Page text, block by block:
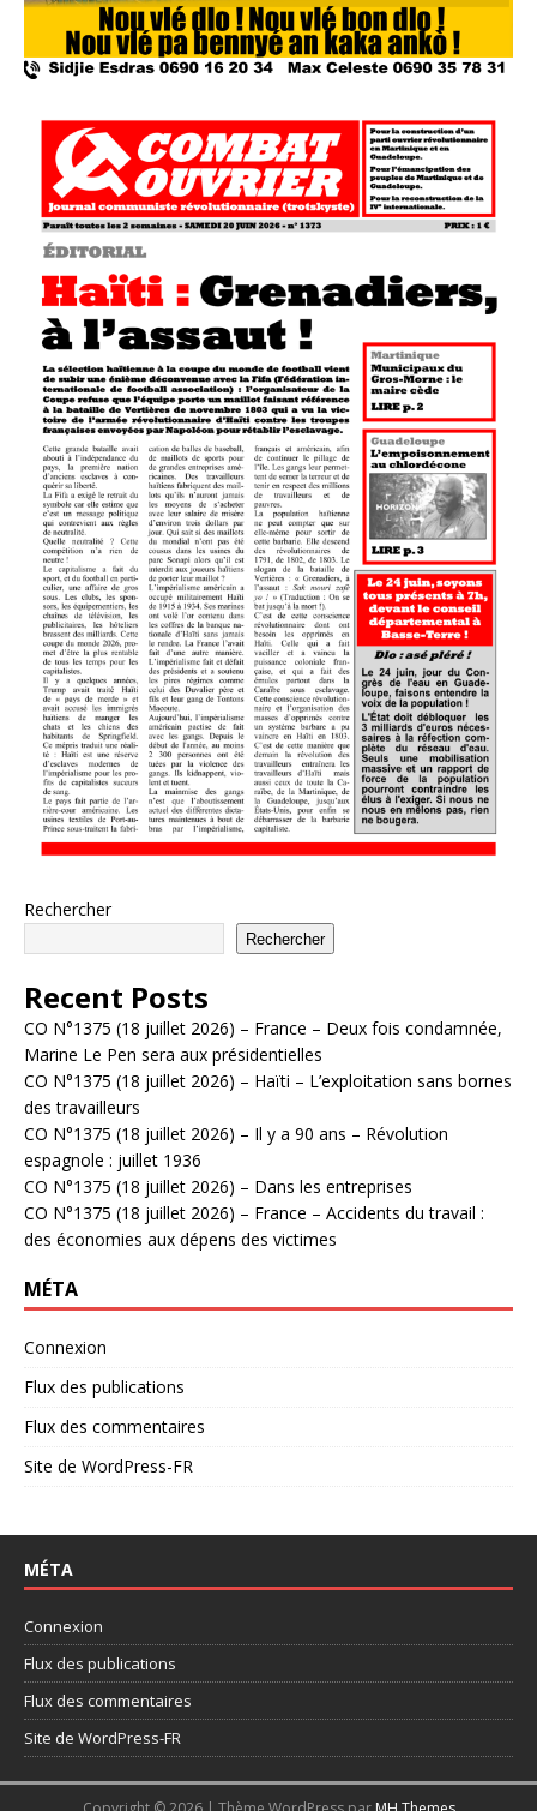
Rechercher
Rechercher
Recent Posts
CO N°1375 (18 juillet 2026) – France – Deux fois condamnée,
Marine Le Pen sera aux présidentielles
CO N°1375 (18 juillet 2026) – Haïti – L’exploitation sans bornes
des travailleurs
CO N°1375 (18 juillet 2026) – Il y a 90 ans – Révolution
espagnole : juillet 1936
CO N°1375 (18 juillet 2026) – Dans les entreprises
CO N°1375 (18 juillet 2026) – France – Accidents du travail :
des économies aux dépens des victimes
MÉTA
Connexion
Flux des publications
Flux des commentaires
Site de WordPress-FR
MÉTA
Connexion
Flux des publications
Flux des commentaires
Site de WordPress-FR